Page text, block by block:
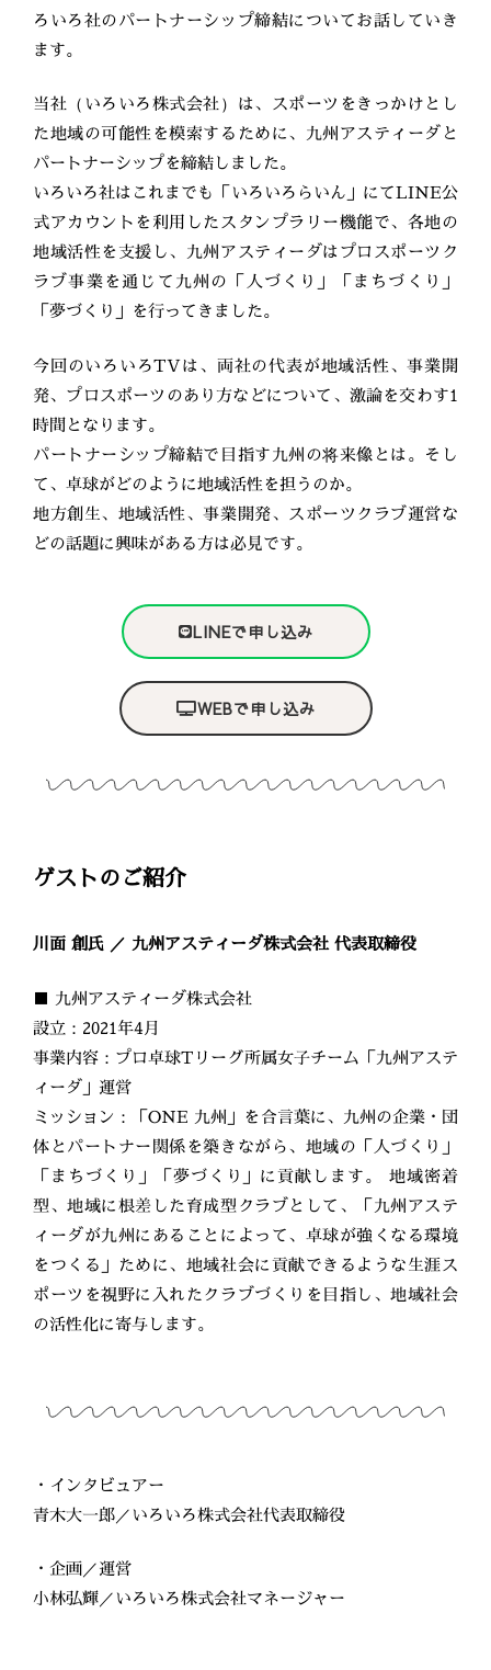
ろいろ社のパートナーシップ締結についてお話していき
ます。
当社（いろいろ株式会社）は、スポーツをきっかけとし
た地域の可能性を模索するために、九州アスティーダと
パートナーシップを締結しました。
いろいろ社はこれまでも「いろいろらいん」にてLINE公
式アカウントを利用したスタンプラリー機能で、各地の
地域活性を支援し、九州アスティーダはプロスポーツク
ラブ事業を通じて九州の「人づくり」「まちづくり」
「夢づくり」を行ってきました。
今回のいろいろTVは、両社の代表が地域活性、事業開
発、プロスポーツのあり方などについて、激論を交わす1
時間となります。
パートナーシップ締結で目指す九州の将来像とは。そし
て、卓球がどのように地域活性を担うのか。
地方創生、地域活性、事業開発、スポーツクラブ運営な
どの話題に興味がある方は必見です。
LINEで申し込み
WEBで申し込み
ゲストのご紹介
川面 創氏 ／ 九州アスティーダ株式会社 代表取締役
■ 九州アスティーダ株式会社
設立：2021年4月
事業内容：プロ卓球Tリーグ所属女子チーム「九州アステ
ィーダ」運営
ミッション：「ONE 九州」を合言葉に、九州の企業・団
体とパートナー関係を築きながら、地域の「人づくり」
「まちづくり」「夢づくり」に貢献します。 地域密着
型、地域に根差した育成型クラブとして、「九州アステ
ィーダが九州にあることによって、卓球が強くなる環境
をつくる」ために、地域社会に貢献できるような生涯ス
ポーツを視野に入れたクラブづくりを目指し、地域社会
の活性化に寄与します。
・インタビュアー
青木大一郎／いろいろ株式会社代表取締役
・企画／運営
小林弘輝／いろいろ株式会社マネージャー